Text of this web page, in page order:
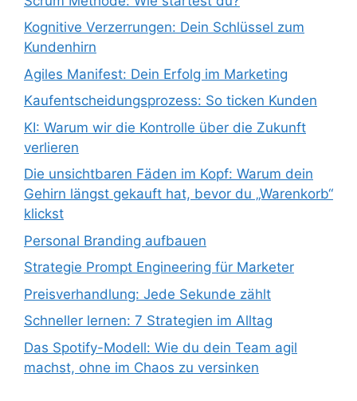
Kognitive Verzerrungen: Dein Schlüssel zum
Kundenhirn
Agiles Manifest: Dein Erfolg im Marketing
Kaufentscheidungsprozess: So ticken Kunden
KI: Warum wir die Kontrolle über die Zukunft
verlieren
Die unsichtbaren Fäden im Kopf: Warum dein
Gehirn längst gekauft hat, bevor du „Warenkorb“
klickst
Personal Branding aufbauen
Strategie Prompt Engineering für Marketer
Preisverhandlung: Jede Sekunde zählt
Schneller lernen: 7 Strategien im Alltag
Das Spotify-Modell: Wie du dein Team agil
machst, ohne im Chaos zu versinken